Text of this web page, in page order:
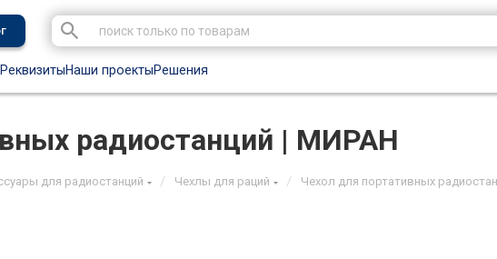
РеквизитыНаши проектыРешения
радиостанций | МИРАН
для радиостанций / Чехлы для раций / Чехол для портативных